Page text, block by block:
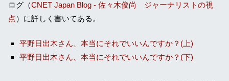
ログ（CNET Japan Blog - 佐々木俊尚 ジャーナリストの視
点）に詳しく書いてある。
平野日出木さん、本当にそれでいいんですか？(上)
平野日出木さん、本当にそれでいいんですか？(下)